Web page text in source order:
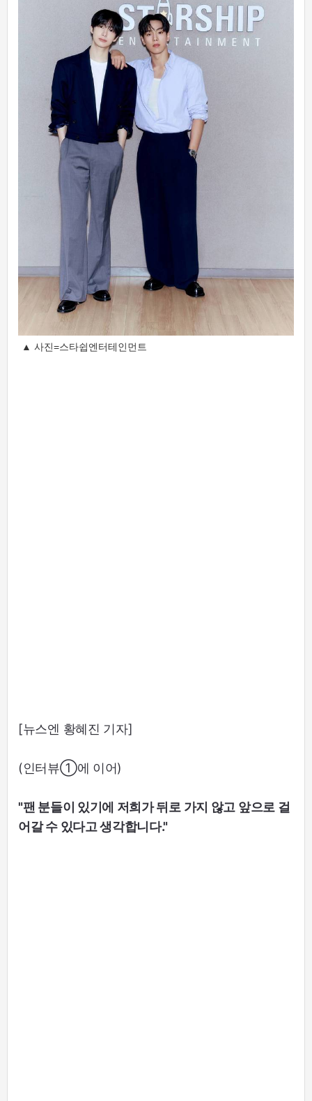
▲ 사진=스타쉽엔터테인먼트
[뉴스엔 황혜진 기자]
(인터뷰①에 이어)
"팬 분들이 있기에 저희가 뒤로 가지 않고 앞으로 걸
어갈 수 있다고 생각합니다."